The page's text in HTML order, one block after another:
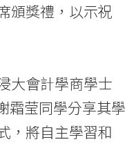
頒獎禮，以示祝
大會計學商學士
霜莹同學分享其學
，將自主學習和